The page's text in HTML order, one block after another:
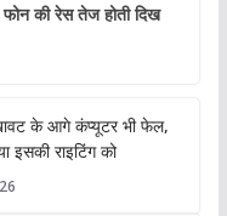
फोन की रेस तेज होती दिख
के आगे कंप्यूटर भी फेल,
इसकी राइटिंग को